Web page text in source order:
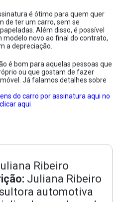
é ótimo para quem quer
de ter um carro, sem se
Além disso, é possível
modelo novo ao final do contrato,
a depreciação.
é bom para aquelas pessoas que
ou que gostam de fazer
Já falamos detalhes sobre
do carro por assinatura aqui no
aqui
Ribeiro
Juliana Ribeiro
automotiva